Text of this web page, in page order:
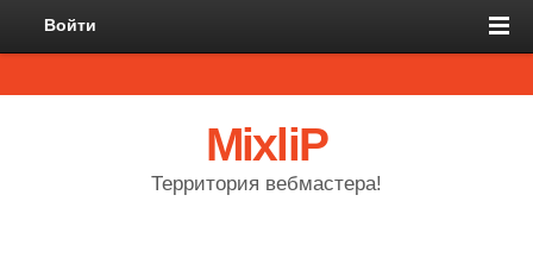
Войти
MixliP
Территория вебмастера!